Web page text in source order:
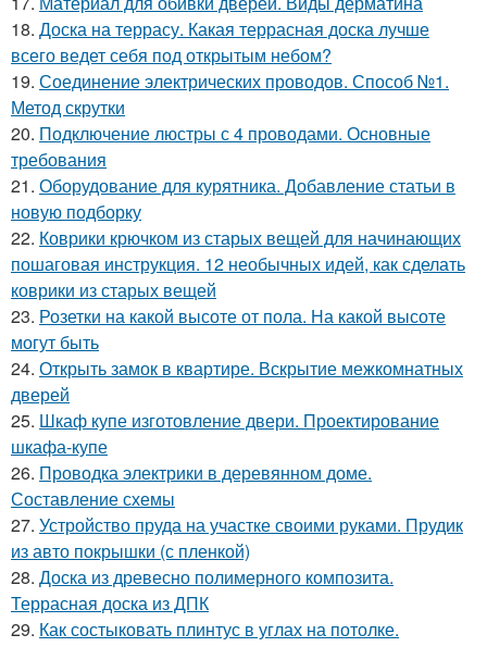
18. Доска на террасу. Какая террасная доска лучше
всего ведет себя под открытым небом?
19. Соединение электрических проводов. Способ №1.
Метод скрутки
20. Подключение люстры с 4 проводами. Основные
требования
21. Оборудование для курятника. Добавление статьи в
новую подборку
22. Коврики крючком из старых вещей для начинающих
пошаговая инструкция. 12 необычных идей, как сделать
коврики из старых вещей
23. Розетки на какой высоте от пола. На какой высоте
могут быть
24. Открыть замок в квартире. Вскрытие межкомнатных
дверей
25. Шкаф купе изготовление двери. Проектирование
шкафа-купе
26. Проводка электрики в деревянном доме.
Составление схемы
27. Устройство пруда на участке своими руками. Прудик
из авто покрышки (с пленкой)
28. Доска из древесно полимерного композита.
Террасная доска из ДПК
29. Как состыковать плинтус в углах на потолке.